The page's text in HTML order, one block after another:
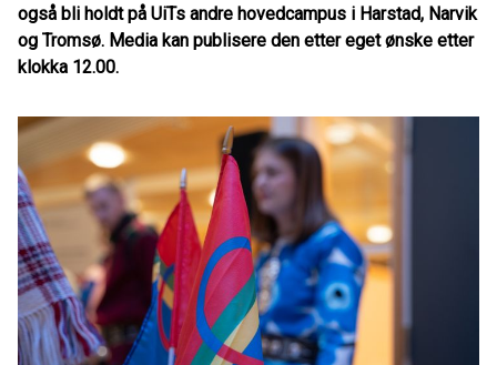
også bli holdt på UiTs andre hovedcampus i Harstad, Narvik
og Tromsø. Media kan publisere den etter eget ønske etter
klokka 12.00.